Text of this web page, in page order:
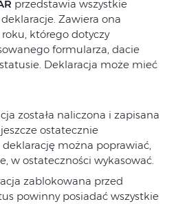
przedstawia wszystkie
Zawiera ona
którego dotyczy
formularza, dacie
Deklaracja może mieć
została naliczona i zapisana
ostatecznie
można poprawiać,
w ostateczności wykasować.
zablokowana przed
powinny posiadać wszystkie